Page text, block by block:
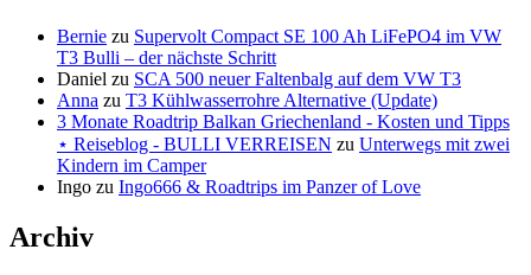
Bernie zu Supervolt Compact SE 100 Ah LiFePO4 im VW
T3 Bulli – der nächste Schritt
Daniel zu SCA 500 neuer Faltenbalg auf dem VW T3
Anna zu T3 Kühlwasserrohre Alternative (Update)
3 Monate Roadtrip Balkan Griechenland - Kosten und Tipps
⋆ Reiseblog - BULLI VERREISEN zu Unterwegs mit zwei
Kindern im Camper
Ingo zu Ingo666 & Roadtrips im Panzer of Love
Archiv